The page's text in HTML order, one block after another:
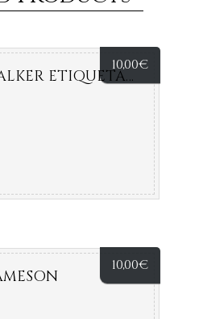
10,00€
JHONNIE WALKER ETIQUETA ROJA
10,00€